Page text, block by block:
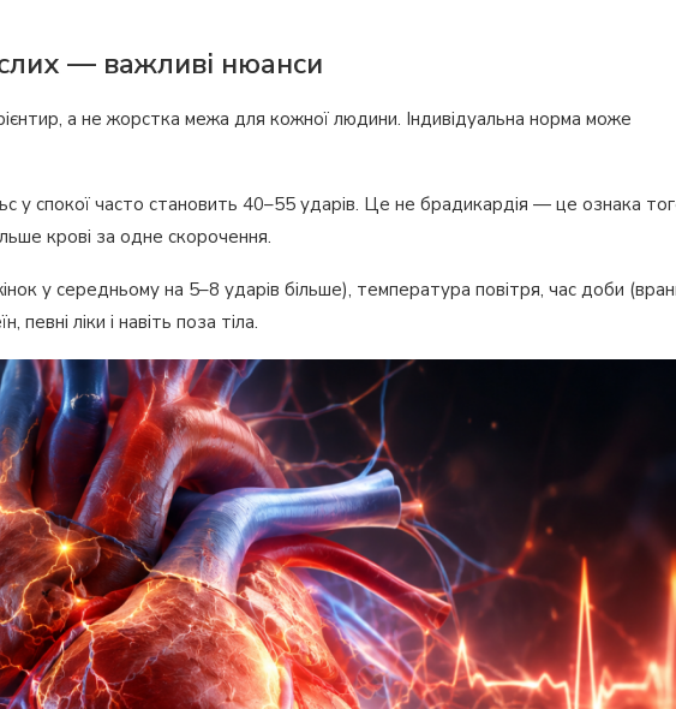
— важливі нюанси
а не жорстка межа для кожної людини. Індивідуальна норма може
у спокої часто становить 40–55 ударів. Це не брадикардія — це ознака
крові за одне скорочення.
у середньому на 5–8 ударів більше), температура повітря, час доби
ліки і навіть поза тіла.